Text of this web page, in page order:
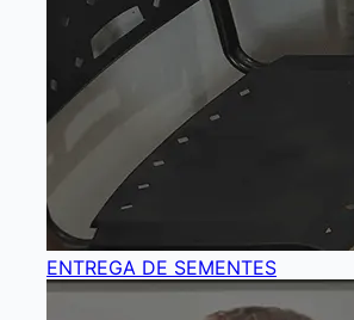
ENTREGA DE SEMENTES